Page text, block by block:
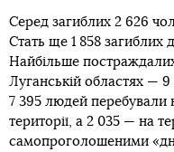
Серед загиблих 2 626
Стать ще 1 858 загиблих
Найбільше
Луганській областях —
7 395 людей перебували
території, а 2 035 — на
самопроголошеними